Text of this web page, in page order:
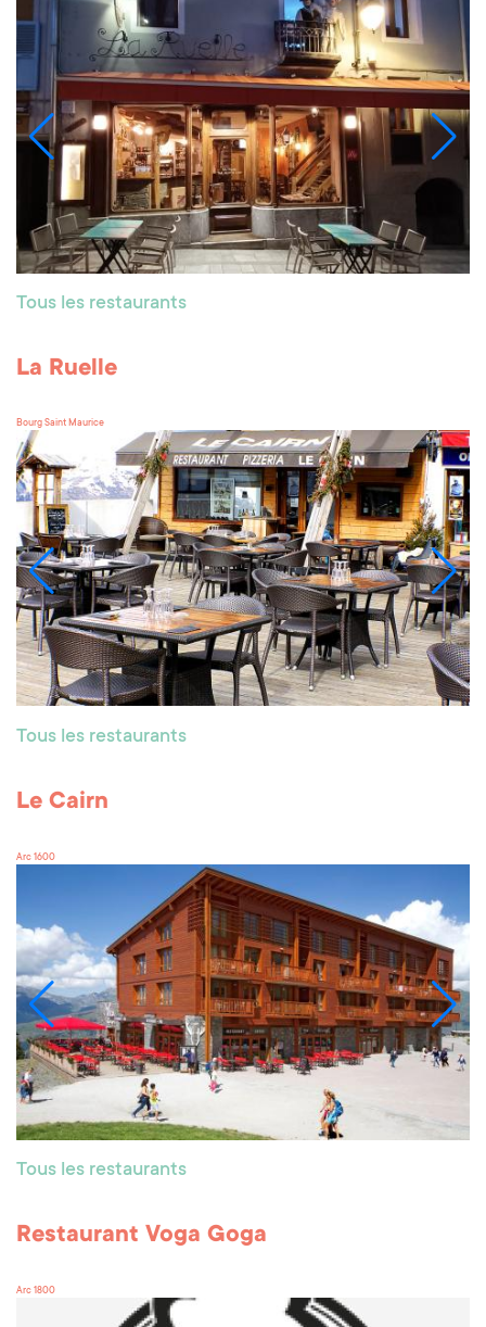
Tous les restaurants
La Ruelle
Bourg Saint Maurice
Tous les restaurants
Le Cairn
Arc 1600
Tous les restaurants
Restaurant Voga Goga
Arc 1800